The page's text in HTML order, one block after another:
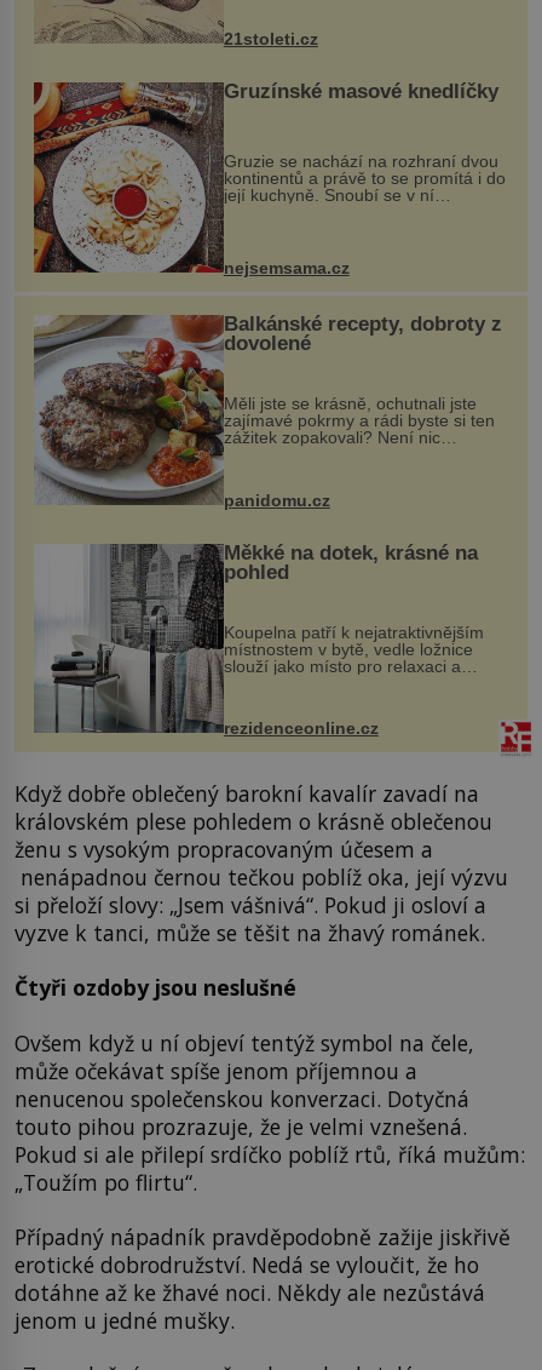
nohou, a způsobuje bole...
21stoleti.cz
Gruzínské masové knedlíčky
Gruzie se nachází na rozhraní dvou
kontinentů a právě to se promítá i do
její kuchyně. Snoubí se v ní
evropské a asijské chutě a díky tomu
pokrmy, které rozhodně st...
nejsemsama.cz
Balkánské recepty, dobroty z
dovolené
Měli jste se krásně, ochutnali jste
zajímavé pokrmy a rádi byste si ten
zážitek zopakovali? Není nic
snazšího. Pljeskavica (10 porcí)
Možná jste ji ochutnali na dovolené v
panidomu.cz
Měkké na dotek, krásné na
pohled
Koupelna patří k nejatraktivnějším
místnostem v bytě, vedle ložnice
slouží jako místo pro relaxaci a
odpočinek. Koupelnový textil –
ručníky, osušky a koberečky –
proutku...
rezidenceonline.cz
Když dobře oblečený barokní kavalír zavadí na
královském plese pohledem o krásně oblečenou
ženu s vysokým propracovaným účesem a
nenápadnou černou tečkou poblíž oka, její výzvu
si přeloží slovy: „Jsem vášnivá“. Pokud ji osloví a
vyzve k tanci, může se těšit na žhavý románek.
Čtyři ozdoby jsou neslušné
Ovšem když u ní objeví tentýž symbol na čele,
může očekávat spíše jenom příjemnou a
nenucenou společenskou konverzaci. Dotyčná
touto pihou prozrazuje, že je velmi vznešená.
Pokud si ale přilepí srdíčko poblíž rtů, říká mužům:
„Toužím po flirtu“.
Případný nápadník pravděpodobně zažije jiskřivě
erotické dobrodružství. Nedá se vyloučit, že ho
dotáhne až ke žhavé noci. Někdy ale nezůstává
jenom u jedné mušky.